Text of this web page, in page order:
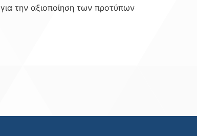
την αξιοποίηση των προτύπων